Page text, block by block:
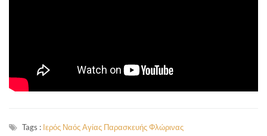
Tags : Ιερός Ναός Αγίας Παρασκευής Φλώρινας